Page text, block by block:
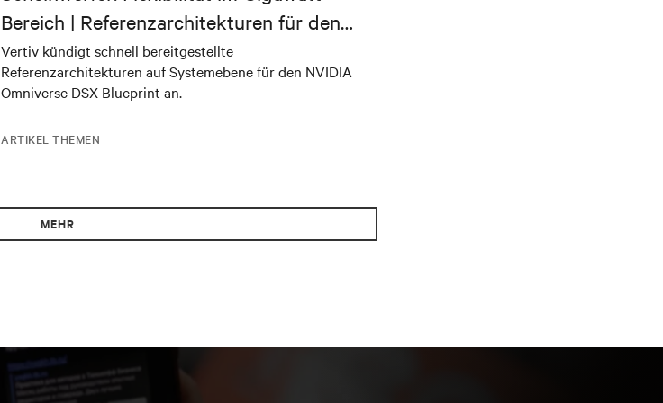
ARTIKEL THEMEN
Bereich | Referenzarchitekturen für den
NVIDIA DSX Blueprint
Vertiv kündigt schnell bereitgestellte
Referenzarchitekturen auf Systemebene für den NVIDIA
Omniverse DSX Blueprint an.
MEHR